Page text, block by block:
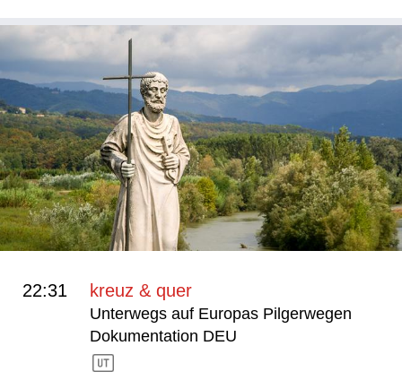
22:31 kreuz & quer
Unterwegs auf Europas Pilgerwegen
Dokumentation DEU